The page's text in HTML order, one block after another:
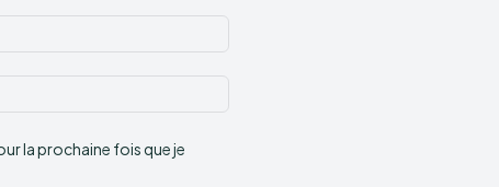
:*
:
la prochaine fois que je